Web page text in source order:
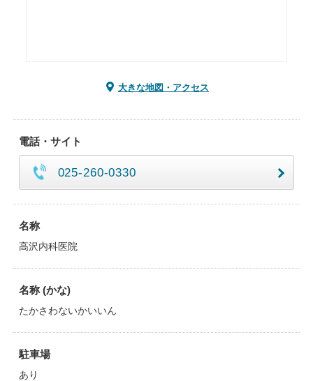
大きな地図・アクセス
電話・サイト
025-260-0330
名称
高沢内科医院
名称 (かな)
たかさわないかいいん
駐車場
あり